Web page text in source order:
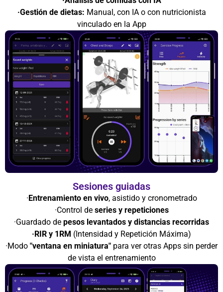
·Gestión de dietas: Manual, con IA o con nutricionista
vinculado en la App
Sesiones guiadas
·Entrenamiento en vivo, asistido y cronometrado
·Control de series y repeticiones
·Guardado de pesos levantados y distancias recorridas
·RIR y 1RM (Intensidad y Repetición Máxima)
·Modo "ventana en miniatura" para ver otras Apps sin perder
de vista el entrenamiento